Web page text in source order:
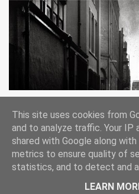
Lee Jeffries
Από το
This site uses cookies from
and to analyze traffic. Your IP
shared with Google along
metrics to ensure quality of
statistics, and to detect and
LEARN